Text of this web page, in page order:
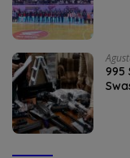
995